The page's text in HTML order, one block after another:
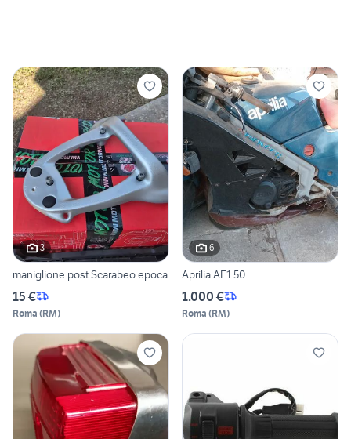
3
maniglione post Scarabeo epoca
15 €
Roma (RM)
6
Aprilia AF1 50
1.000 €
Roma (RM)